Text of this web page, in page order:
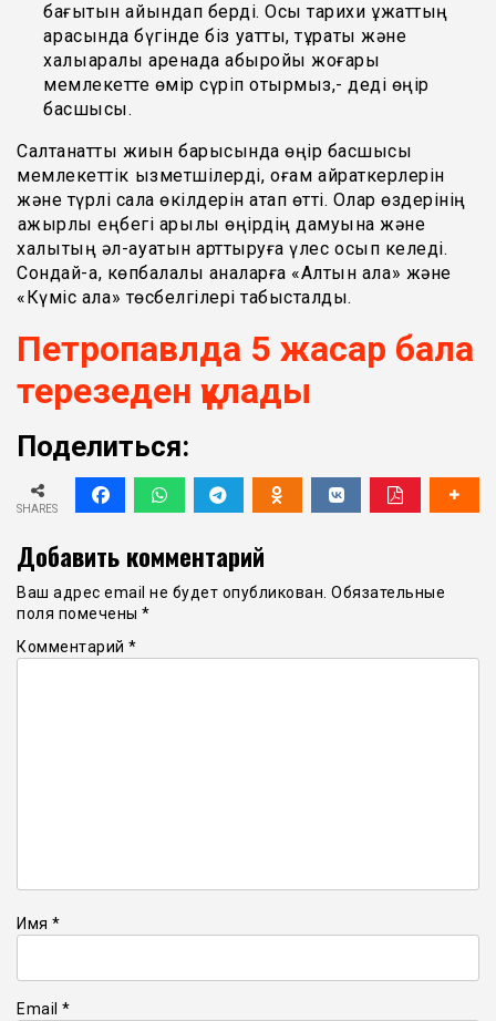
бағытын айқындап берді. Осы тарихи құжаттың
арқасында бүгінде біз қуатты, тұрақты және
халықаралық аренада абыройы жоғары
мемлекетте өмір сүріп отырмыз,- деді өңір
басшысы.
Салтанатты жиын барысында өңір басшысы
мемлекеттік қызметшілерді, қоғам қайраткерлерін
және түрлі сала өкілдерін атап өтті. Олар өздерінің
қажырлы еңбегі арқылы өңірдің дамуына және
халықтың әл-ауқатын арттыруға үлес қосып келеді.
Сондай-ақ, көпбалалы аналарға «Алтын алқа» және
«Күміс алқа» төсбелгілері табысталды.
Петропавлда 5 жасар бала
терезеден құлады
Поделиться:
SHARES
Добавить комментарий
Ваш адрес email не будет опубликован. Обязательные
поля помечены *
Комментарий *
Имя *
Email *